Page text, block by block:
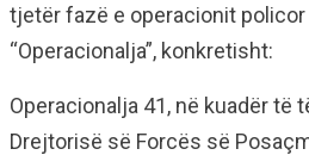
tjetër fazë e operacionit policor
“Operacionalja”, konkretisht:
Operacionalja 41, në kuadër të
Drejtorisë së Forcës së